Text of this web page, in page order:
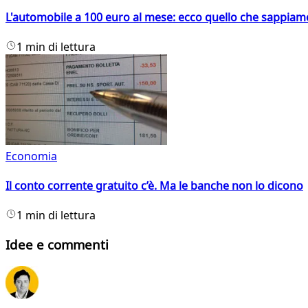
L'automobile a 100 euro al mese: ecco quello che
1 min di lettura
Economia
Il conto corrente gratuito c’è. Ma le banche non lo dicono
1 min di lettura
Idee e commenti